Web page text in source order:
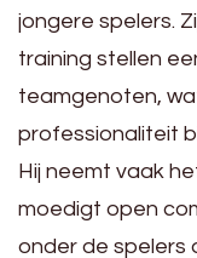
jongere spelers.
training stellen
teamgenoten,
professionaliteit
Hij neemt vaak
moedigt open
onder de spelers